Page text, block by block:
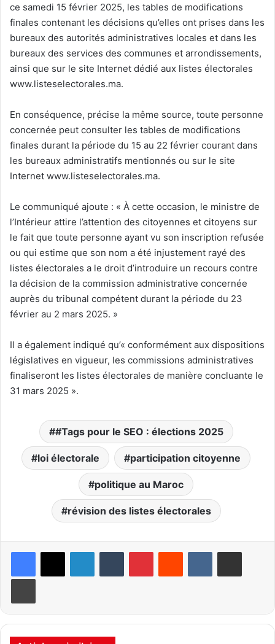
ce samedi 15 février 2025, les tables de modifications
finales contenant les décisions qu’elles ont prises dans les
bureaux des autorités administratives locales et dans les
bureaux des services des communes et arrondissements,
ainsi que sur le site Internet dédié aux listes électorales
www.listeselectorales.ma.
En conséquence, précise la même source, toute personne
concernée peut consulter les tables de modifications
finales durant la période du 15 au 22 février courant dans
les bureaux administratifs mentionnés ou sur le site
Internet www.listeselectorales.ma.
Le communiqué ajoute : « À cette occasion, le ministre de
l’Intérieur attire l’attention des citoyennes et citoyens sur
le fait que toute personne ayant vu son inscription refusée
ou qui estime que son nom a été injustement rayé des
listes électorales a le droit d’introduire un recours contre
la décision de la commission administrative concernée
auprès du tribunal compétent durant la période du 23
février au 2 mars 2025. »
Il a également indiqué qu’« conformément aux dispositions
législatives en vigueur, les commissions administratives
finaliseront les listes électorales de manière concluante le
31 mars 2025 ».
#Tags pour le SEO : élections 2025
loi électorale participation citoyenne
politique au Maroc
révision des listes électorales